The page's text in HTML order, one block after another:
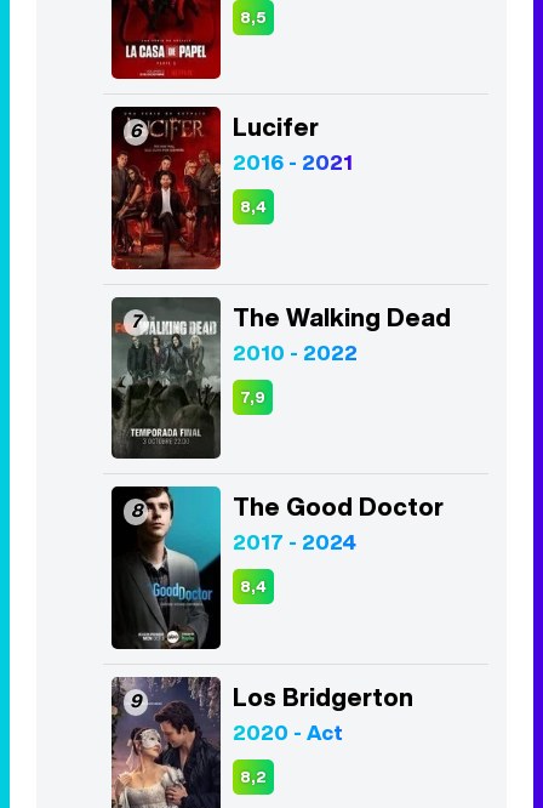
8,5
6 Lucifer
2016 - 2021
8,4
7 The Walking Dead
2010 - 2022
7,9
8 The Good Doctor
2017 - 2024
8,4
9 Los Bridgerton
2020 - Act
8,2